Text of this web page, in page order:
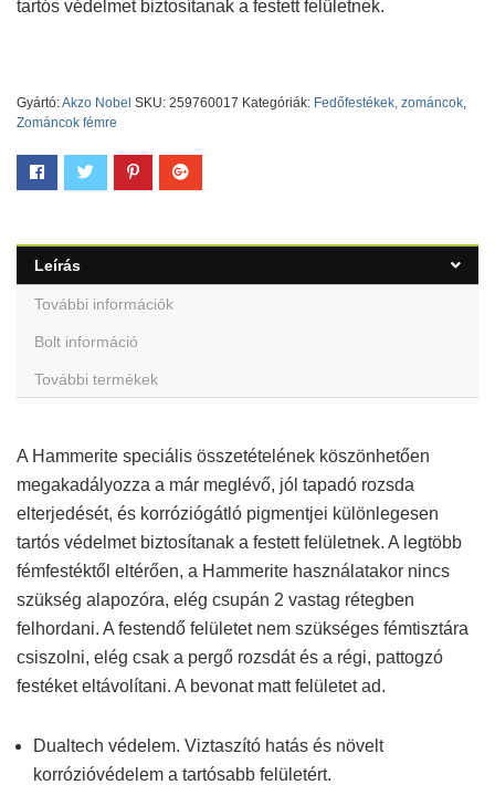
tartós védelmet biztosítanak a festett felületnek.
Gyártó:Akzo Nobel SKU: 259760017 Kategóriák: Fedőfestékek, zománcok,
Zománcok fémre
Leírás
További információk
Bolt információ
További termékek
A Hammerite speciális összetételének köszönhetően
megakadályozza a már meglévő, jól tapadó rozsda
elterjedését, és korróziógátló pigmentjei különlegesen
tartós védelmet biztosítanak a festett felületnek. A legtöbb
fémfestéktől eltérően, a Hammerite használatakor nincs
szükség alapozóra, elég csupán 2 vastag rétegben
felhordani. A festendő felületet nem szükséges fémtisztára
csiszolni, elég csak a pergő rozsdát és a régi, pattogzó
festéket eltávolítani. A bevonat matt felületet ad.
Dualtech védelem. Viztaszító hatás és növelt
korrózióvédelem a tartósabb felületért.